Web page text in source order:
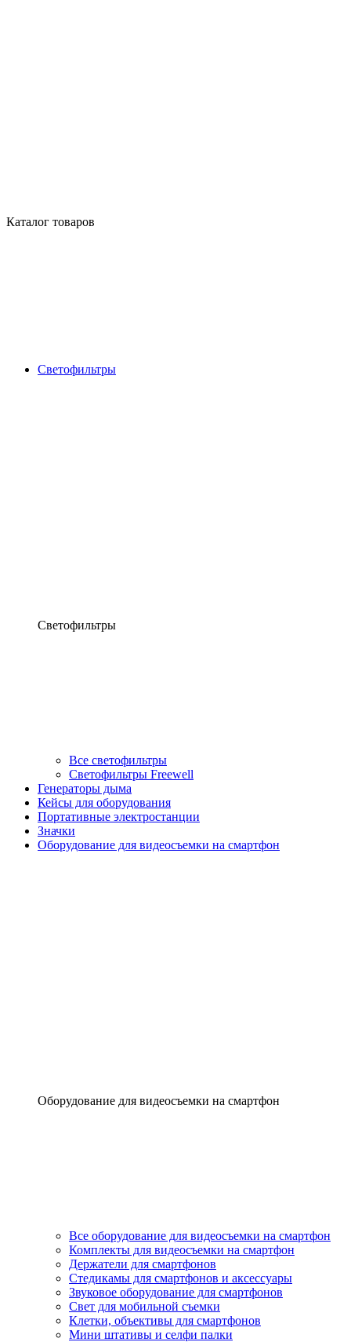
Каталог товаров
Светофильтры
Светофильтры
Все светофильтры
Светофильтры Freewell
Генераторы дыма
Кейсы для оборудования
Портативные электростанции
Значки
Оборудование для видеосъемки на смартфон
Оборудование для видеосъемки на смартфон
Все оборудование для видеосъемки на смартфон
Комплекты для видеосъемки на смартфон
Держатели для смартфонов
Стедикамы для смартфонов и аксессуары
Звуковое оборудование для смартфонов
Свет для мобильной съемки
Клетки, объективы для смартфонов
Мини штативы и селфи палки